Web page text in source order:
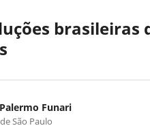
brasileiras
Funari
São Paulo